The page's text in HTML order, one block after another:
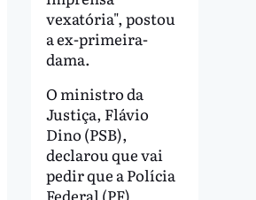
vexatória", postou
a ex-primeira-
dama.
O ministro da
Justiça, Flávio
Dino (PSB),
declarou que vai
pedir que a Polícia
Federal (PF)